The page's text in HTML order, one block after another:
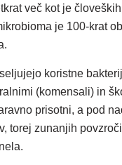
več kot je
je 100-krat
koristne
(komensali) in
prisotni, a pod
torej zunanjih